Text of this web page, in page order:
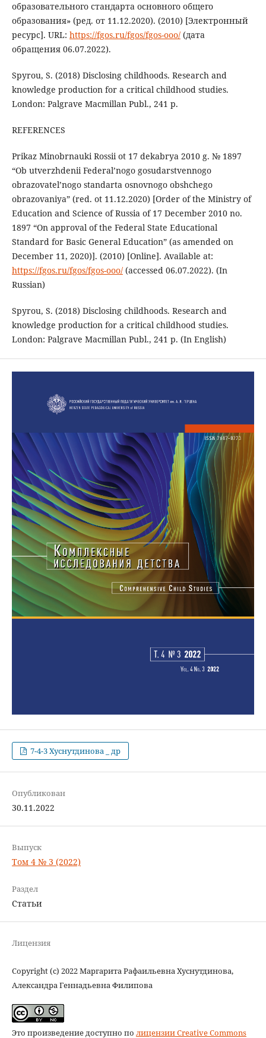
образовательного стандарта основного общего
образования» (ред. от 11.12.2020). (2010) [Электронный
ресурс]. URL: https://fgos.ru/fgos/fgos-ooo/(дата
обращения 06.07.2022).
Spyrou, S. (2018) Disclosing childhoods. Research and
knowledge production for a critical childhood studies.
London: Palgrave Macmillan Publ., 241 p.
REFERENCES
Prikaz Minobrnauki Rossii ot 17 dekabrya 2010 g. № 1897
“Ob utverzhdenii Federal’nogo gosudarstvennogo
obrazovatel’nogo standarta osnovnogo obshchego
obrazovaniya” (red. ot 11.12.2020) [Order of the Ministry of
Education and Science of Russia of 17 December 2010 no.
1897 “On approval of the Federal State Educational
Standard for Basic General Education” (as amended on
December 11, 2020)]. (2010) [Online]. Available at:
https://fgos.ru/fgos/fgos-ooo/(accessed 06.07.2022). (In
Russian)
Spyrou, S. (2018) Disclosing childhoods. Research and
knowledge production for a critical childhood studies.
London: Palgrave Macmillan Publ., 241 p. (In English)
7-4-3 Хуснутдинова _ др
Опубликован
30.11.2022
Выпуск
Том 4 № 3 (2022)
Раздел
Статьи
Лицензия
Copyright (c) 2022 Маргарита Рафаильевна Хуснутдинова,
Александра Геннадьевна Филипова
Это произведение доступно по лицензии Creative Commons